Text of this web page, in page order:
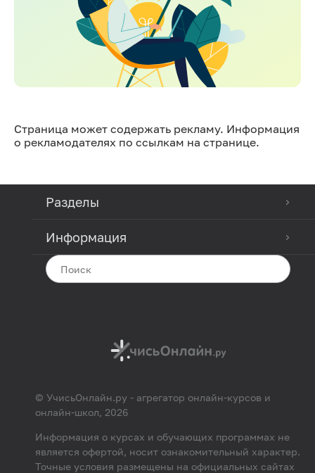
Страница может содержать рекламу. Информация
о рекламодателях по ссылкам на странице.
Разделы
Информация
© УчисьОнлайн.ру - агрегатор онлайн-курсов и
онлайн-школ, 2026
Информация о курсах и обучающих программах не
является офертой, носит ознакомительный характер.
Точные условия размещены на официальных сайтах